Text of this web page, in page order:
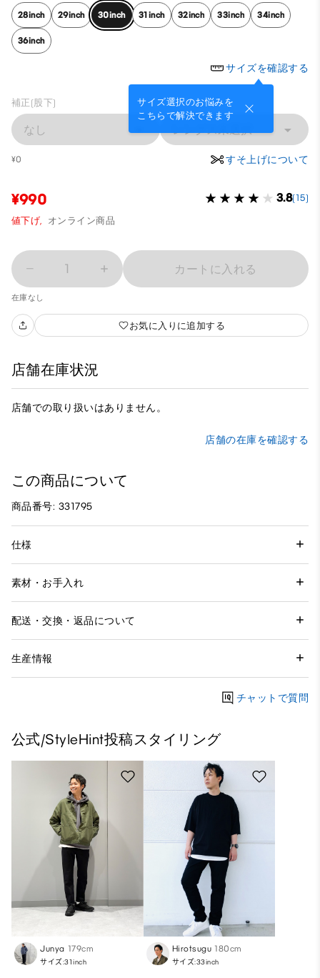
28inch 29inch 30inch 31inch 32inch 33inch 34inch
36inch
サイズを確認する
サイズ選択のお悩みを
こちらで解決できます
補正(股下)
なし レングス未選択
¥0 すそ上げについて
¥990 3.8(15)
値下げ, オンライン商品
1 カートに入れる
在庫なし
お気に入りに追加する
店舗在庫状況
店舗での取り扱いはありません。
店舗の在庫を確認する
この商品について
商品番号: 331795
仕様
素材・お手入れ
配送・交換・返品について
生産情報
チャットで質問
公式/StyleHint投稿スタイリング
Junya 179cm
サイズ:31inch
Hirotsugu 180cm
サイズ:33inch